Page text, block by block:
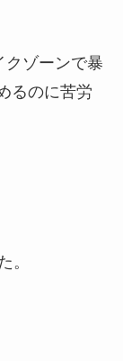
クゾーンで暴
るのに苦労
。